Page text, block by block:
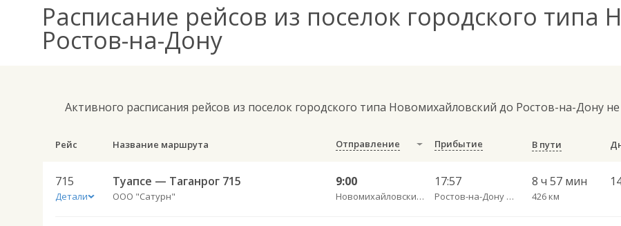
Расписание рейсов из поселок городского
Ростов-на-Дону
Активного расписания рейсов из поселок городского типа Новомихайловский до Ростов-на-Дону
Рейс Название маршрута Отправление Прибытие В пути
715
Детали
Туапсе — Таганрог 715
ООО "Сатурн"
9:00
Новомихайловский пгт АС
17:57
Ростов-на-Дону Главный АВ
8 ч 57 мин
426 км